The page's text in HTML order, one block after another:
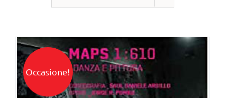
Occasione!